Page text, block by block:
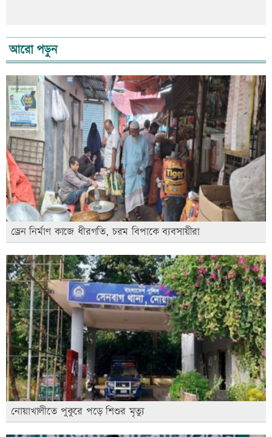
আরো পড়ুন
ড্রেন নির্মাণ কাজে ধীরগতি, চরম বিপাকে ব্যবসায়ীরা
নোয়াখালীতে পুকুরে পড়ে শিশুর মৃত্যু